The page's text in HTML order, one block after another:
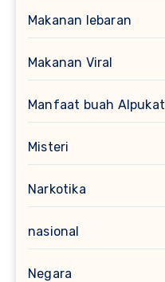
Makanan lebaran
Makanan Viral
Manfaat buah Alpukat
Misteri
Narkotika
nasional
Negara